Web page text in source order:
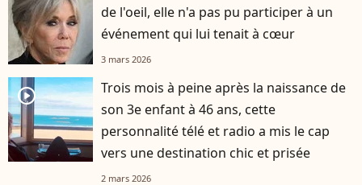
de l'oeil, elle n'a pas pu participer à un
événement qui lui tenait à cœur
3 mars 2026
player2
Trois mois à peine après la naissance de
son 3e enfant à 46 ans, cette
personnalité télé et radio a mis le cap
vers une destination chic et prisée
2 mars 2026